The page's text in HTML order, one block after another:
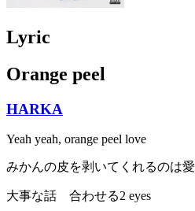
Lyric
Orange peel
HARKA
Yeah yeah, orange peel love
みかんの皮を剥いてくれるのは愛
大事な話 合わせる2 eyes